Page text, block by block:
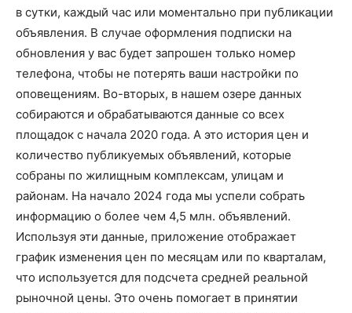
в сутки, каждый час или моментально при публикации
объявления. В случае оформления подписки на
обновления у вас будет запрошен только номер
телефона, чтобы не потерять ваши настройки по
оповещениям. Во-вторых, в нашем озере данных
собираются и обрабатываются данные со всех
площадок с начала 2020 года. А это история цен и
количество публикуемых объявлений, которые
собраны по жилищным комплексам, улицам и
районам. На начало 2024 года мы успели собрать
информацию о более чем 4,5 млн. объявлений.
Используя эти данные, приложение отображает
график изменения цен по месяцам или по кварталам,
что используется для подсчета средней реальной
рыночной цены. Это очень помогает в принятии